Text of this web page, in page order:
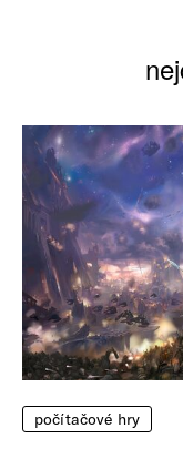
počítačové hry